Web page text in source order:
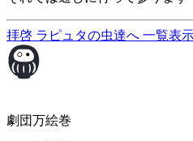
拝啓 ラピュタの虫達へ 一覧表
劇団万絵巻